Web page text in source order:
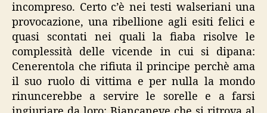
incompreso. Certo c’è nei testi walseriani una
provocazione, una ribellione agli esiti felici e
quasi scontati nei quali la fiaba risolve le
complessità delle vicende in cui si dipana:
Cenerentola che rifiuta il principe perchè ama
il suo ruolo di vittima e per nulla la mondo
rinuncerebbe a servire le sorelle e a farsi